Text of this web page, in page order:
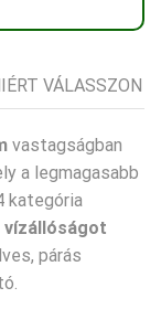
VÁLASSZON
vastagságban
a legmagasabb
kategória
vízállóságot
párás